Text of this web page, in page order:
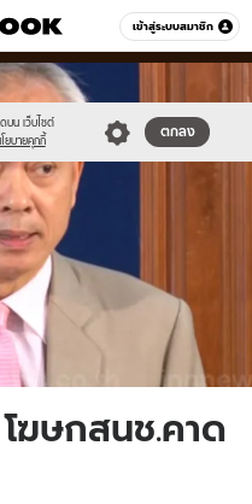
เข้าสู่ระบบสมาชิก
หมวดอื่นๆ
บน เว็บไซต์
ยบายคุกกี้
ตกลง
ฆษกสนช.คาด